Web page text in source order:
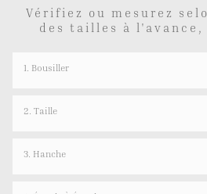
Vérifiez ou mesurez
des tailles à
1. Bousiller
2. Taille
3. Hanche